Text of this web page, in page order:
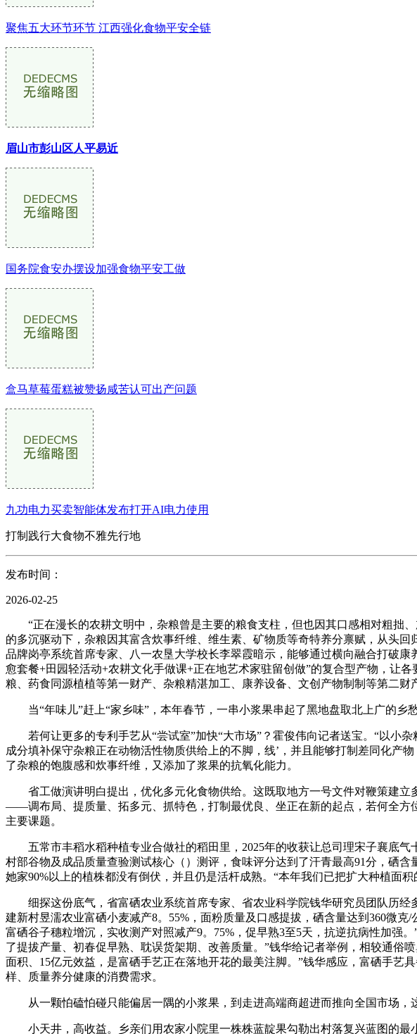
聚焦五大环节环节 江西强化食物平安全链
眉山市彭山区人平易近
国务院食安办摆设加强食物平安工做
盒马草莓蛋糕被赞扬咸苦认可出产问题
九功电力买卖智能体发布打开AI电力使用
打制践行大食物不雅先行地
发布时间：
2026-02-25
“正在漫长的农耕文明中，杂粮曾是主要的粮食支柱，但也因其口感相对粗拙
的多沉驱动下，杂粮因其富含炊事纤维、维生素、矿物质等奇特养分禀赋，从头
品牌岗亭系统首席专家、八一农垦大学校长李翠霞暗示，能够通过横向融合打破
愈套餐+田园轻活动+农耕文化手做课+正在地艺术家驻留创做”的复合型产物，让
粮、药食同源植植等第一财产、杂粮精湛加工、康养设备、文创产物制制等第二
当“年味儿”赶上“家乡味”，本年春节，一串小浆果串起了黑地盘取北上广的乡
若何让更多的专利手艺从“尝试室”加快“大市场”？霍俊伟向记者送宝。“以小杂
成分填补保守杂粮正在动物活性物质供给上的不脚，线’，并且能够打制差同化产
了杂粮的饱腹感和炊事纤维，又添加了浆果的抗氧化能力。
省工做演讲明白提出，优化多元化食物供给。这既取地方一号文件对鞭策建立
——调布局、提质量、拓多元、抓特色，打制最优良、坐正在新的起点，若何全方
主要课题。
五常市丰稻水稻种植专业合做社的稻田里，2025年的收获让总司理宋子襄底气
村部谷物及成品质量查验测试核心（）测评，食味评分达到了汗青最高91分，硒
她家90%以上的植株都没有倒伏，并且仍是活杆成熟。“本年我们已把扩大种植面积
细探这份底气，省富硒农业系统首席专家、省农业科学院钱华研究员团队历经
建新村昱濡农业富硒小麦减产8。55%，面粉质量及口感提拔，硒含量达到360微
富硒谷子穗粒增沉，实收测产对照减产9。75%，促早熟3至5天，抗逆抗病性加强
了提拔产量、初春促早熟、耽误货架期、改善质量。”钱华给记者举例，相较通俗
面积、15亿元效益，是富硒手艺正在落地开花的最美注脚。”钱华感应，富硒手艺
样、质量养分健康的消费需求。
从一颗怕磕怕碰只能偏居一隅的小浆果，到走进高端商超进而推向全国市场，
小天井，高收益。乡亲们用农家小院里一株株蓝靛果勾勒出村落复兴蓝图的最